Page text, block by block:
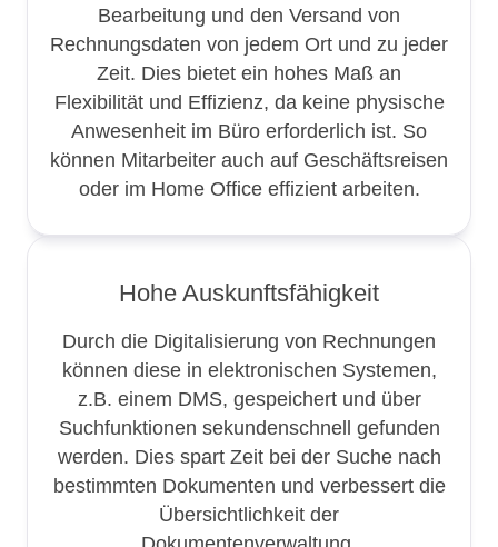
Bearbeitung und den Versand von
Rechnungsdaten von jedem Ort und zu jeder
Zeit. Dies bietet ein hohes Maß an
Flexibilität und Effizienz, da keine physische
Anwesenheit im Büro erforderlich ist. So
können Mitarbeiter auch auf Geschäftsreisen
oder im Home Office effizient arbeiten.
Hohe Auskunftsfähigkeit
Durch die Digitalisierung von Rechnungen
können diese in elektronischen Systemen,
z.B. einem DMS, gespeichert und über
Suchfunktionen sekundenschnell gefunden
werden. Dies spart Zeit bei der Suche nach
bestimmten Dokumenten und verbessert die
Übersichtlichkeit der